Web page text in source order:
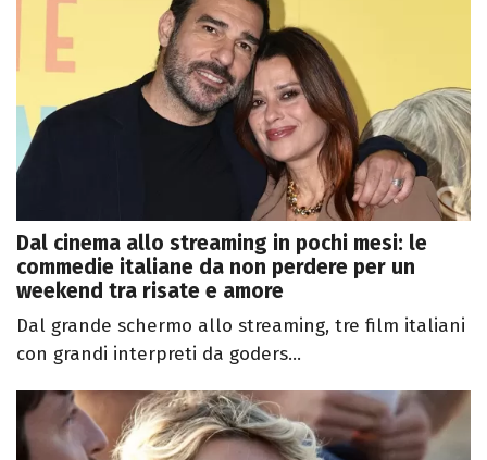
Dal cinema allo streaming in pochi mesi: le
commedie italiane da non perdere per un
weekend tra risate e amore
Dal grande schermo allo streaming, tre film italiani
con grandi interpreti da goders...